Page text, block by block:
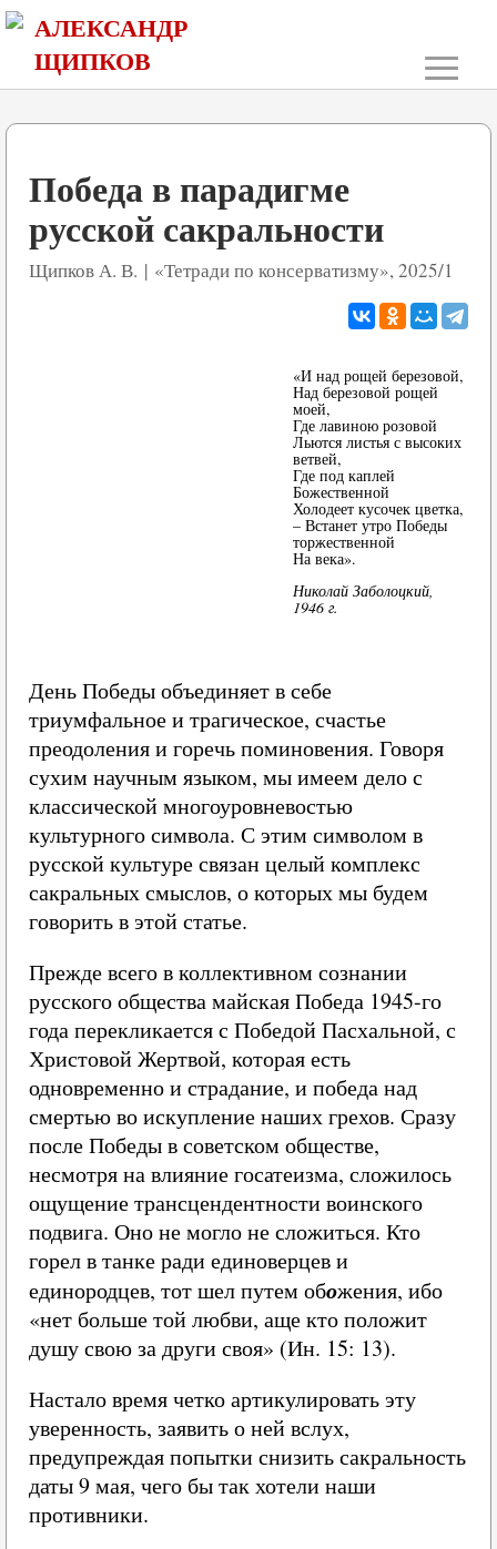
АЛЕКСАНДР
ЩИПКОВ
≡
Победа в парадигме
русской сакральности
Щипков А. В. | «Тетради по консерватизму», 2025/1
«И над рощей березовой,
Над березовой рощей
моей,
Где лавиною розовой
Льются листья с высоких
ветвей,
Где под каплей
Божественной
Холодеет кусочек цветка,
– Встанет утро Победы
торжественной
На века».
Николай Заболоцкий,
1946 г.
День Победы объединяет в себе
триумфальное и трагическое, счастье
преодоления и горечь поминовения. Говоря
сухим научным языком, мы имеем дело с
классической многоуровневостью
культурного символа. С этим символом в
русской культуре связан целый комплекс
сакральных смыслов, о которых мы будем
говорить в этой статье.
Прежде всего в коллективном сознании
русского общества майская Победа 1945-го
года перекликается с Победой Пасхальной, с
Христовой Жертвой, которая есть
одновременно и страдание, и победа над
смертью во искупление наших грехов. Сразу
после Победы в советском обществе,
несмотря на влияние госатеизма, сложилось
ощущение трансцендентности воинского
подвига. Оно не могло не сложиться. Кто
горел в танке ради единоверцев и
единородцев, тот шел путем обожения, ибо
«нет больше той любви, аще кто положит
душу свою за други своя» (Ин. 15: 13).
Настало время четко артикулировать эту
уверенность, заявить о ней вслух,
предупреждая попытки снизить сакральность
даты 9 мая, чего бы так хотели наши
противники.